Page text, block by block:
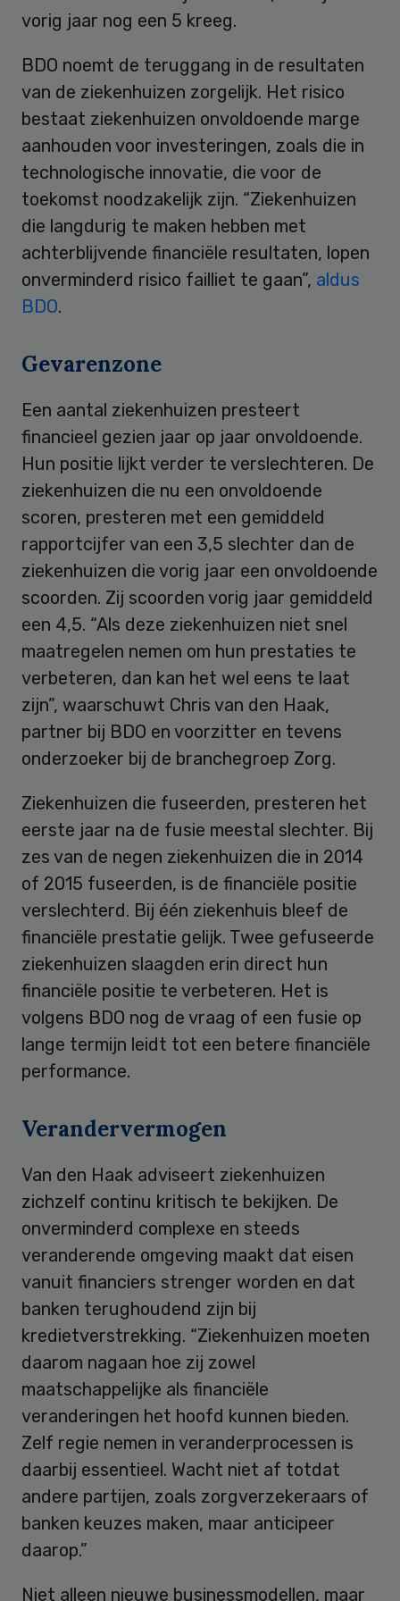
vorig jaar nog een 5 kreeg.
BDO noemt de teruggang in de resultaten
van de ziekenhuizen zorgelijk. Het risico
bestaat ziekenhuizen onvoldoende marge
aanhouden voor investeringen, zoals die in
technologische innovatie, die voor de
toekomst noodzakelijk zijn. “Ziekenhuizen
die langdurig te maken hebben met
achterblijvende financiële resultaten, lopen
onverminderd risico failliet te gaan”, aldus
BDO.
Gevarenzone
Een aantal ziekenhuizen presteert
financieel gezien jaar op jaar onvoldoende.
Hun positie lijkt verder te verslechteren. De
ziekenhuizen die nu een onvoldoende
scoren, presteren met een gemiddeld
rapportcijfer van een 3,5 slechter dan de
ziekenhuizen die vorig jaar een onvoldoende
scoorden. Zij scoorden vorig jaar gemiddeld
een 4,5. “Als deze ziekenhuizen niet snel
maatregelen nemen om hun prestaties te
verbeteren, dan kan het wel eens te laat
zijn”, waarschuwt Chris van den Haak,
partner bij BDO en voorzitter en tevens
onderzoeker bij de branchegroep Zorg.
Ziekenhuizen die fuseerden, presteren het
eerste jaar na de fusie meestal slechter. Bij
zes van de negen ziekenhuizen die in 2014
of 2015 fuseerden, is de financiële positie
verslechterd. Bij één ziekenhuis bleef de
financiële prestatie gelijk. Twee gefuseerde
ziekenhuizen slaagden erin direct hun
financiële positie te verbeteren. Het is
volgens BDO nog de vraag of een fusie op
lange termijn leidt tot een betere financiële
performance.
Verandervermogen
Van den Haak adviseert ziekenhuizen
zichzelf continu kritisch te bekijken. De
onverminderd complexe en steeds
veranderende omgeving maakt dat eisen
vanuit financiers strenger worden en dat
banken terughoudend zijn bij
kredietverstrekking. “Ziekenhuizen moeten
daarom nagaan hoe zij zowel
maatschappelijke als financiële
veranderingen het hoofd kunnen bieden.
Zelf regie nemen in veranderprocessen is
daarbij essentieel. Wacht niet af totdat
andere partijen, zoals zorgverzekeraars of
banken keuzes maken, maar anticipeer
daarop.”
Niet alleen nieuwe businessmodellen, maar